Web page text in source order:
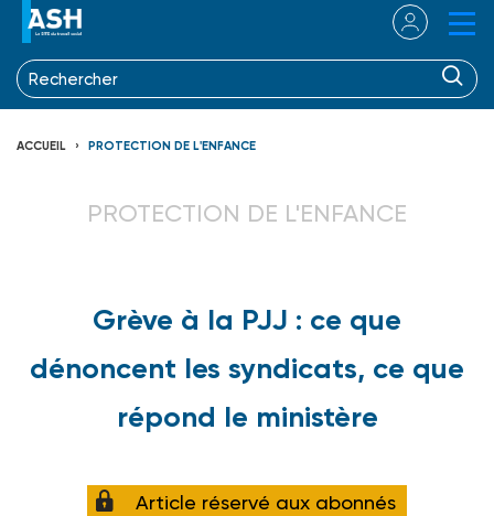
ACCUEIL PROTECTION DE L'ENFANCE
PROTECTION DE L'ENFANCE
Grève à la PJJ : ce que
dénoncent les syndicats, ce que
répond le ministère
Article réservé aux abonnés